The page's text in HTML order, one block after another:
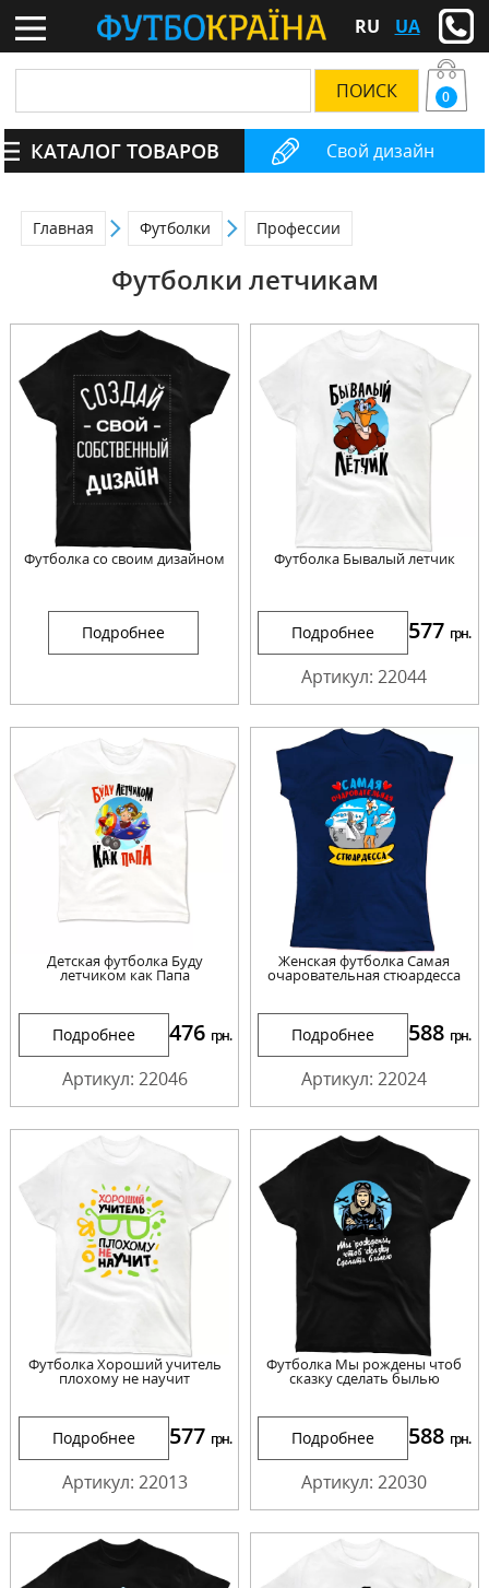
RU UA
Свой дизайн
0
КАТАЛОГ ТОВАРОВ
Главная Футболки Профессии
Футболки летчикам
Футболка со своим дизайном
Подробнее
Футболка Бывалый летчик
Подробнее 577 грн.
Артикул: 22044
Детская футболка Буду
летчиком как Папа
Подробнее 476 грн.
Артикул: 22046
Женская футболка Самая
очаровательная стюардесса
Подробнее 588 грн.
Артикул: 22024
Футболка Хороший учитель
плохому не научит
Подробнее 577 грн.
Артикул: 22013
Футболка Мы рождены чтоб
сказку сделать былью
Подробнее 588 грн.
Артикул: 22030